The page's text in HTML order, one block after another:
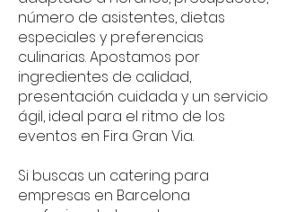
número de asistentes, dietas
especiales y preferencias
culinarias. Apostamos por
ingredientes de calidad,
presentación cuidada y un servicio
ágil, ideal para el ritmo de los
eventos en Fira Gran Via.
Si buscas un catering para
empresas en Barcelona